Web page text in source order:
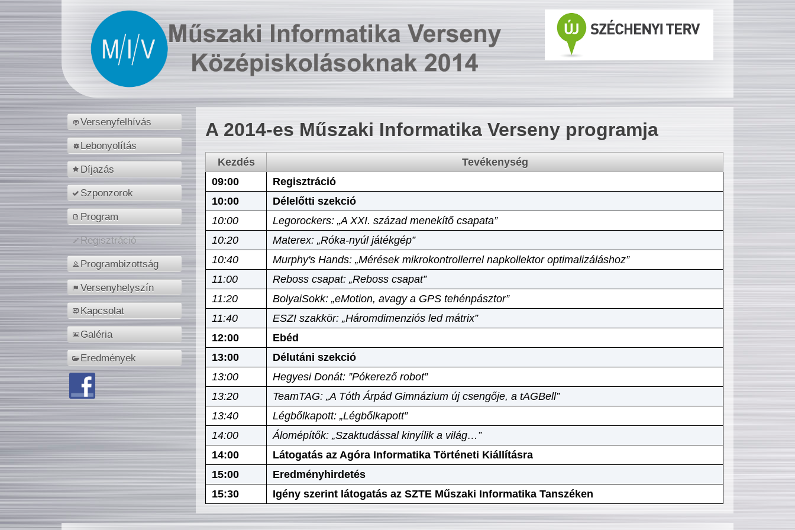
Versenyfelhívás
Lebonyolítás
Díjazás
Szponzorok
Program
Regisztráció
Programbizottság
Versenyhelyszín
Kapcsolat
Galéria
Eredmények
A 2014-es Műszaki Informatika Verseny programja
Kezdés
Tevékenység
09:00
Regisztráció
10:00
Délelőtti szekció
10:00
Legorockers: „A XXI. század menekítő csapata”
10:20
Materex: „Róka-nyúl játékgép”
10:40
Murphy's Hands: „Mérések mikrokontrollerrel napkollektor optimalizáláshoz”
11:00
Reboss csapat: „Reboss csapat”
11:20
BolyaiSokk: „eMotion, avagy a GPS tehénpásztor”
11:40
ESZI szakkör: „Háromdimenziós led mátrix”
12:00
Ebéd
13:00
Délutáni szekció
13:00
Hegyesi Donát: ”Pókerező robot”
13:20
TeamTAG: „A Tóth Árpád Gimnázium új csengője, a tAGBell”
13:40
Légbőlkapott: „Légbőlkapott”
14:00
Álomépítők: „Szaktudással kinyílik a világ…”
14:00
Látogatás az Agóra Informatika Történeti Kiállításra
15:00
Eredményhirdetés
15:30
Igény szerint látogatás az SZTE Műszaki Informatika Tanszéken